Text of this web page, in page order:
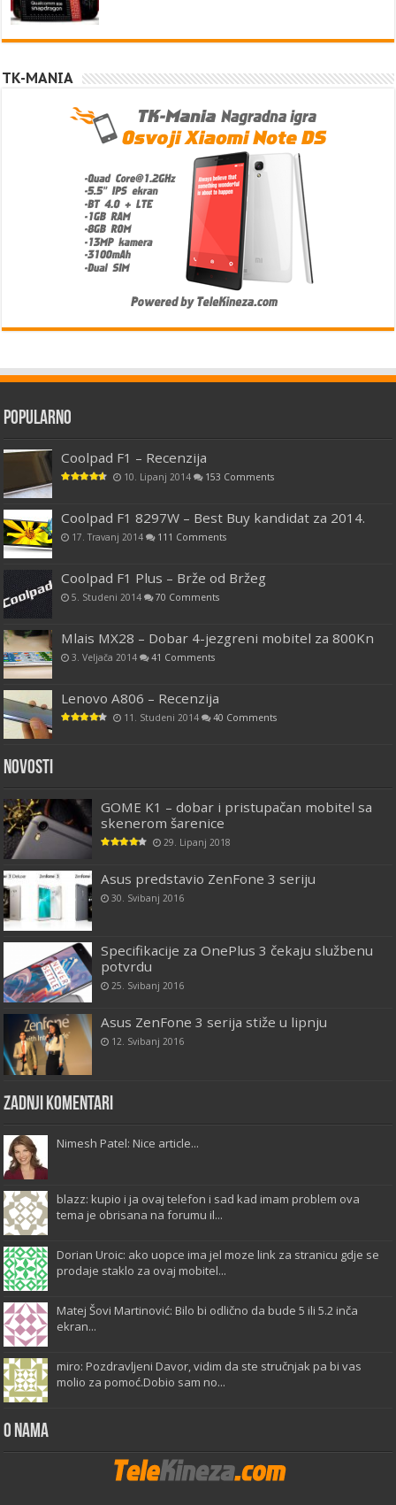
TK-MANIA
Popularno
Coolpad F1 – Recenzija
10. Lipanj 2014 153 Comments
Coolpad F1 8297W – Best Buy kandidat za 2014.
17. Travanj 2014 111 Comments
Coolpad F1 Plus – Brže od Bržeg
5. Studeni 2014 70 Comments
Mlais MX28 – Dobar 4-jezgreni mobitel za 800Kn
3. Veljača 2014 41 Comments
Lenovo A806 – Recenzija
11. Studeni 2014 40 Comments
Novosti
GOME K1 – dobar i pristupačan mobitel sa
skenerom šarenice
29. Lipanj 2018
Asus predstavio ZenFone 3 seriju
30. Svibanj 2016
Specifikacije za OnePlus 3 čekaju službenu
potvrdu
25. Svibanj 2016
Asus ZenFone 3 serija stiže u lipnju
12. Svibanj 2016
Zadnji komentari
Nimesh Patel: Nice article...
blazz: kupio i ja ovaj telefon i sad kad imam problem ova
tema je obrisana na forumu il...
Dorian Uroic: ako uopce ima jel moze link za stranicu gdje se
prodaje staklo za ovaj mobitel...
Matej Šovi Martinović: Bilo bi odlično da bude 5 ili 5.2 inča
ekran...
miro: Pozdravljeni Davor, vidim da ste stručnjak pa bi vas
molio za pomoć.Dobio sam no...
O Nama